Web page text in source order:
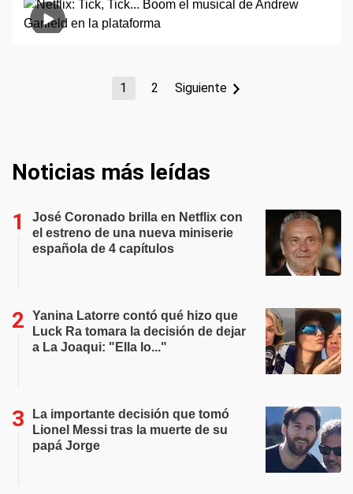
1 2 Siguiente
Noticias más leídas
José Coronado brilla en Netflix con
el estreno de una nueva miniserie
española de 4 capítulos
Yanina Latorre contó qué hizo que
Luck Ra tomara la decisión de dejar
a La Joaqui: "Ella lo..."
La importante decisión que tomó
Lionel Messi tras la muerte de su
papá Jorge